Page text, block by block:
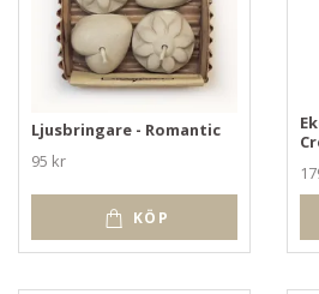
Ljusbringare - Romantic
95 kr
KÖP